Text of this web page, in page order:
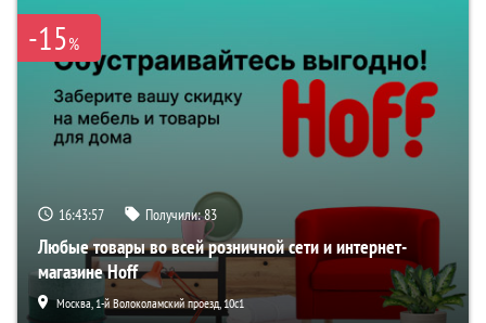
-15%
16:43:55 Получили:83
Любые товары во всей розничной сети и интернет-
магазине Hoff
Москва, 1-й Волоколамский проезд, 10с1